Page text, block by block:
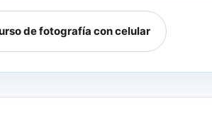
de fotografía con celular